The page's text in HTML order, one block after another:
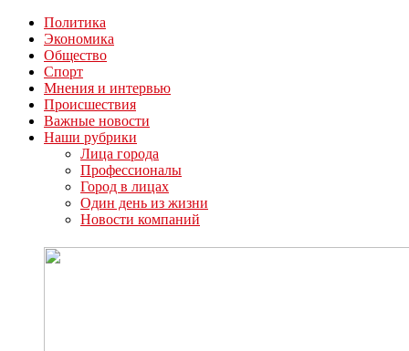
Политика
Экономика
Общество
Спорт
Мнения и интервью
Происшествия
Важные новости
Наши рубрики
Лица города
Профессионалы
Город в лицах
Один день из жизни
Новости компаний